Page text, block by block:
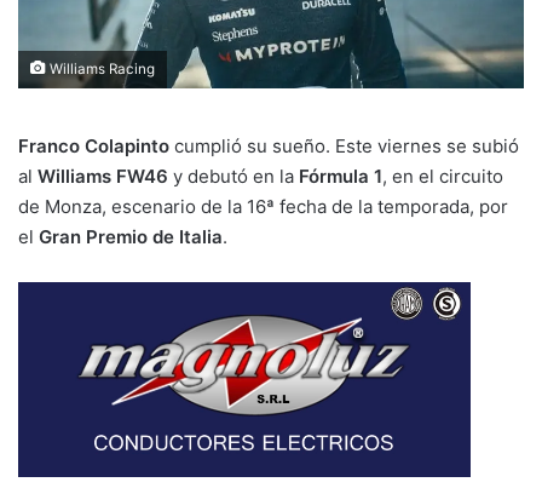
Williams Racing
Franco Colapinto cumplió su sueño. Este viernes se subió
al Williams FW46 y debutó en la Fórmula 1, en el circuito
de Monza, escenario de la 16ª fecha de la temporada, por
el Gran Premio de Italia.